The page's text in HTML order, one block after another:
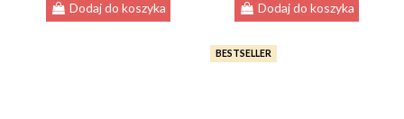
Dodaj do koszyka Dodaj do koszyka
BESTSELLER